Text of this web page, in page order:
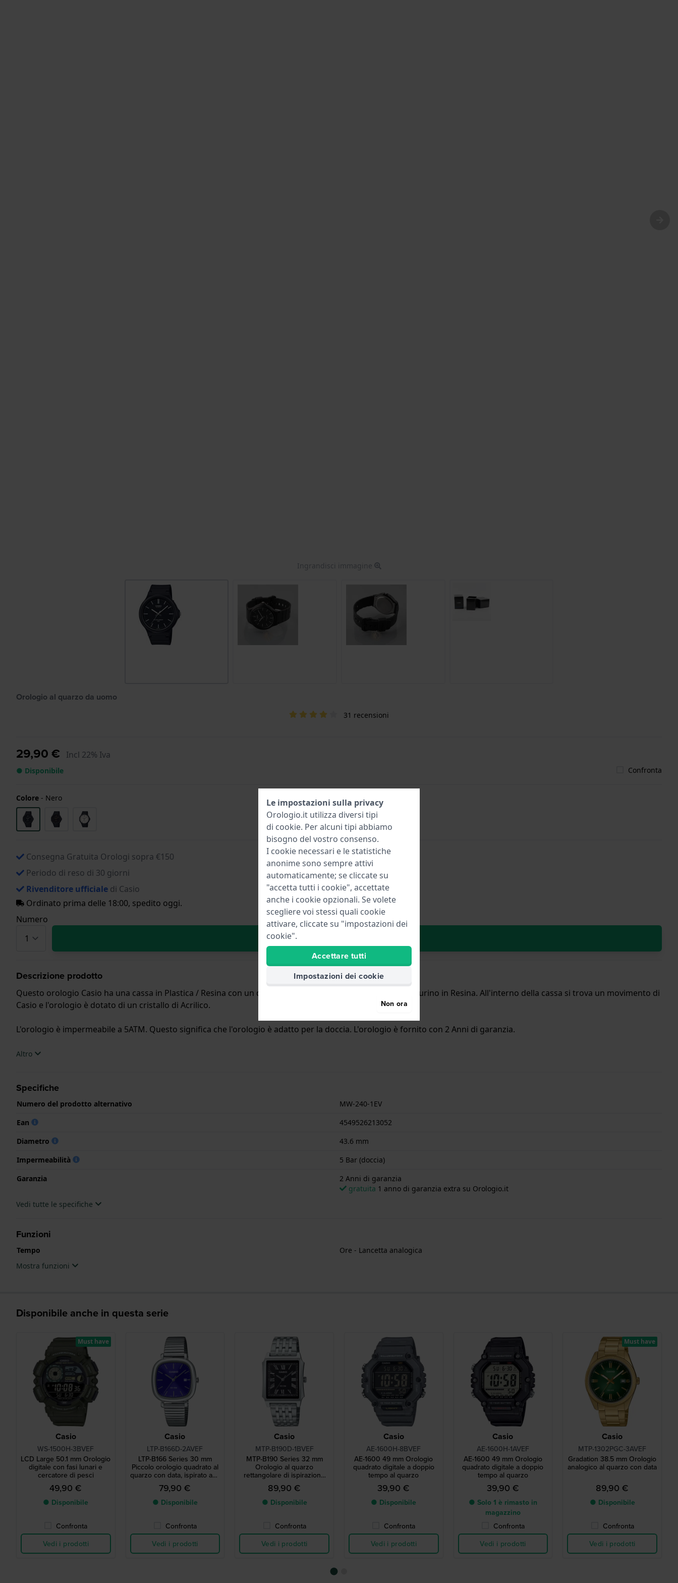
Ingrandisci immagine
Orologio al quarzo da uomo
31 recensioni
29,90 € Incl 22% Iva
● Disponibile Confronta
Colore - Nero
Consegna Gratuita Orologi sopra €150
Periodo di reso di 30 giorni
Rivenditore ufficiale di Casio
Ordinato prima delle 18:00, spedito oggi.
Numero
Descrizione prodotto
Questo orologio Casio ha una cassa in Plastica / Resina con un diametro di 43.6 mm ed è dotato di un cinturino in Resina. All'interno della cassa si trova un movimento di
Casio e l'orologio è dotato di un cristallo di Acrilico.
L'orologio è impermeabile a 5ATM. Questo significa che l'orologio è adatto per la doccia. L'orologio è fornito con 2 Anni di garanzia.
.Altro
Specifiche
Numero del prodotto alternativo
MW-240-1EV
Ean
4549526213052
Diametro
43.6 mm
Impermeabilità
5 Bar (doccia)
Garanzia
2 Anni di garanzia
gratuita 1 anno di garanzia extra su Orologio.it
Vedi tutte le specifiche
Funzioni
Tempo
Ore - Lancetta analogica
Mostra funzioni
Disponibile anche in questa serie
Casio
WS-1500H-3BVEF
LCD Large 50.1 mm Orologio
digitale con fasi lunari e
cercatore di pesci
49,90 €
● Disponibile
Confronta
Vedi i prodotti
Must have
Casio
LTP-B166D-2AVEF
LTP-B166 Series 30 mm
Piccolo orologio quadrato al
quarzo con data, ispirato agli
anni '70
79,90 €
● Disponibile
Confronta
Vedi i prodotti
Casio
MTP-B190D-1BVEF
MTP-B190 Series 32 mm
Orologio al quarzo
rettangolare di ispirazione
vintage con indici romani
89,90 €
● Disponibile
Confronta
Vedi i prodotti
Casio
AE-1600H-8BVEF
AE-1600 49 mm Orologio
quadrato digitale a doppio
tempo al quarzo
39,90 €
● Disponibile
Confronta
Vedi i prodotti
Casio
AE-1600H-1AVEF
AE-1600 49 mm Orologio
quadrato digitale a doppio
tempo al quarzo
39,90 €
● Solo 1 è rimasto in
magazzino
Confronta
Vedi i prodotti
Casio
MTP-1302PGC-3AVEF
Gradation 38.5 mm Orologio
analogico al quarzo con data
89,90 €
● Disponibile
Confronta
Vedi i prodotti
Must have
Le impostazioni sulla privacy
Orologio.it utilizza diversi tipi
di cookie. Per alcuni tipi abbiamo
bisogno del vostro consenso.
I cookie necessari e le statistiche
anonime sono sempre attivi
automaticamente; se cliccate su
"accetta tutti i cookie", accettate
anche i cookie opzionali. Se volete
scegliere voi stessi quali cookie
attivare, cliccate su "impostazioni dei
cookie".
Accettare tutti
Impostazioni dei cookie
Non ora